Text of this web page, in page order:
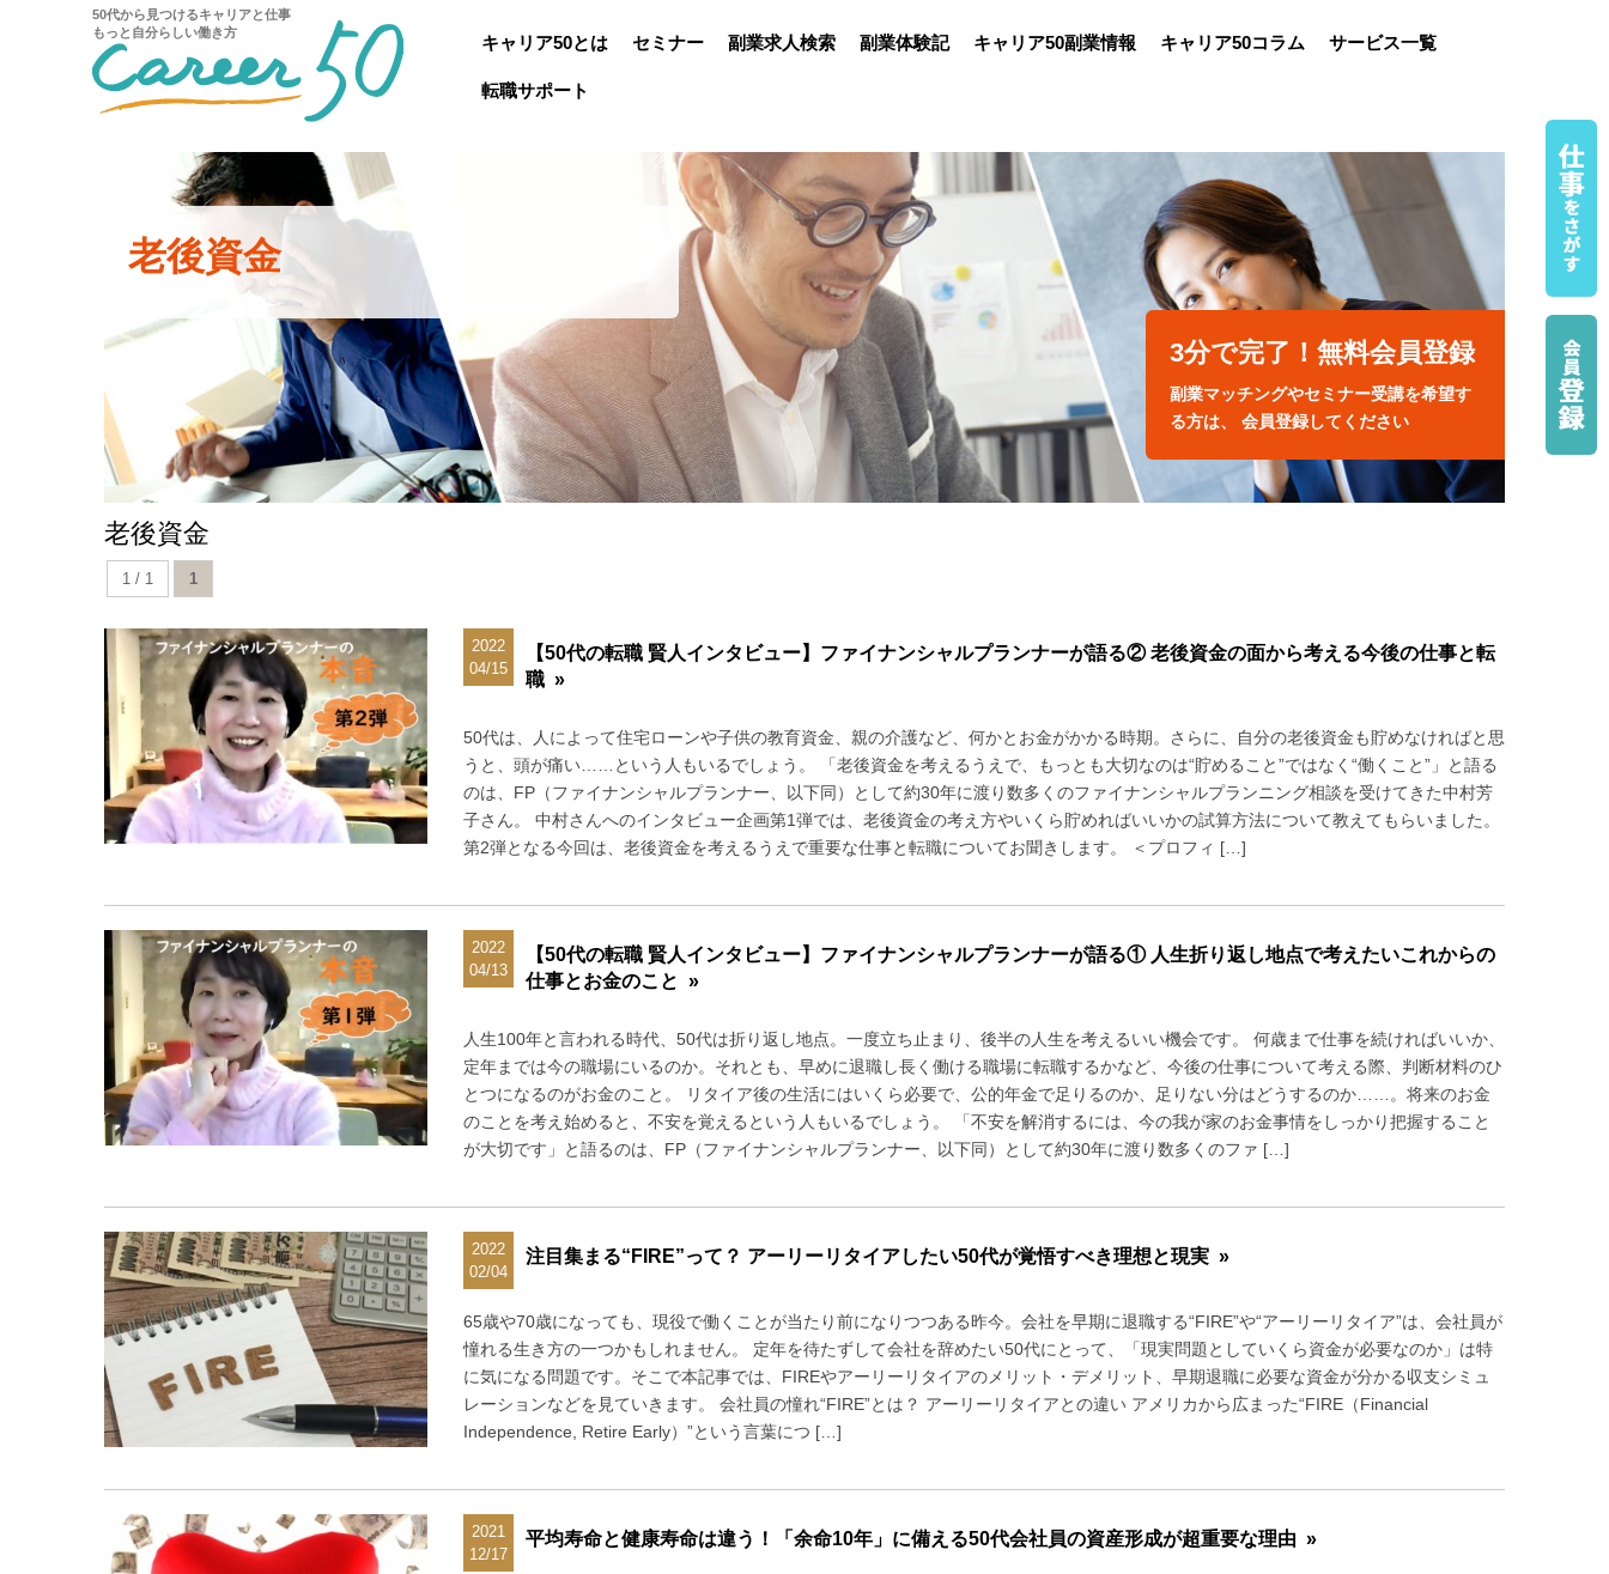
50代から見つけるキャリアと仕事
もっと自分らしい働き方
キャリア50とは セミナー 副業求人検索 副業体験記 キャリア50副業情報 キャリア50コラム サービス一覧
転職サポート
老後資金
3分で完了！無料会員登録
副業マッチングやセミナー受講を希望す
る方は、 会員登録してください
老後資金
1 / 1 1
2022
04/15
【50代の転職 賢人インタビュー】ファイナンシャルプランナーが語る② 老後資金の面から考える今後の仕事と転
職 »
50代は、人によって住宅ローンや子供の教育資金、親の介護など、何かとお金がかかる時期。さらに、自分の老後資金も貯めなければと思
うと、頭が痛い……という人もいるでしょう。 「老後資金を考えるうえで、もっとも大切なのは“貯めること”ではなく“働くこと”」と語る
のは、FP（ファイナンシャルプランナー、以下同）として約30年に渡り数多くのファイナンシャルプランニング相談を受けてきた中村芳
子さん。 中村さんへのインタビュー企画第1弾では、老後資金の考え方やいくら貯めればいいかの試算方法について教えてもらいました。
第2弾となる今回は、老後資金を考えるうえで重要な仕事と転職についてお聞きします。 ＜プロフィ […]
2022
04/13
【50代の転職 賢人インタビュー】ファイナンシャルプランナーが語る① 人生折り返し地点で考えたいこれからの
仕事とお金のこと »
人生100年と言われる時代、50代は折り返し地点。一度立ち止まり、後半の人生を考えるいい機会です。 何歳まで仕事を続ければいいか、
定年までは今の職場にいるのか。それとも、早めに退職し長く働ける職場に転職するかなど、今後の仕事について考える際、判断材料のひ
とつになるのがお金のこと。 リタイア後の生活にはいくら必要で、公的年金で足りるのか、足りない分はどうするのか……。将来のお金
のことを考え始めると、不安を覚えるという人もいるでしょう。 「不安を解消するには、今の我が家のお金事情をしっかり把握すること
が大切です」と語るのは、FP（ファイナンシャルプランナー、以下同）として約30年に渡り数多くのファ […]
2022
02/04
注目集まる“FIRE”って？ アーリーリタイアしたい50代が覚悟すべき理想と現実 »
65歳や70歳になっても、現役で働くことが当たり前になりつつある昨今。会社を早期に退職する“FIRE”や“アーリーリタイア”は、会社員が
憧れる生き方の一つかもしれません。 定年を待たずして会社を辞めたい50代にとって、「現実問題としていくら資金が必要なのか」は特
に気になる問題です。そこで本記事では、FIREやアーリーリタイアのメリット・デメリット、早期退職に必要な資金が分かる収支シミュ
レーションなどを見ていきます。 会社員の憧れ“FIRE”とは？ アーリーリタイアとの違い アメリカから広まった“FIRE（Financial
Independence, Retire Early）”という言葉につ […]
2021
12/17
平均寿命と健康寿命は違う！「余命10年」に備える50代会社員の資産形成が超重要な理由 »